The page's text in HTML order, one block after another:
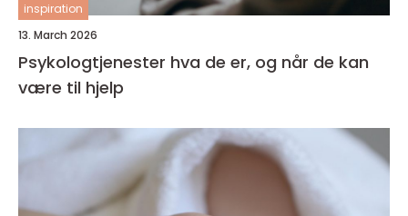
inspiration
13. March 2026
Psykologtjenester hva de er, og når de kan
være til hjelp